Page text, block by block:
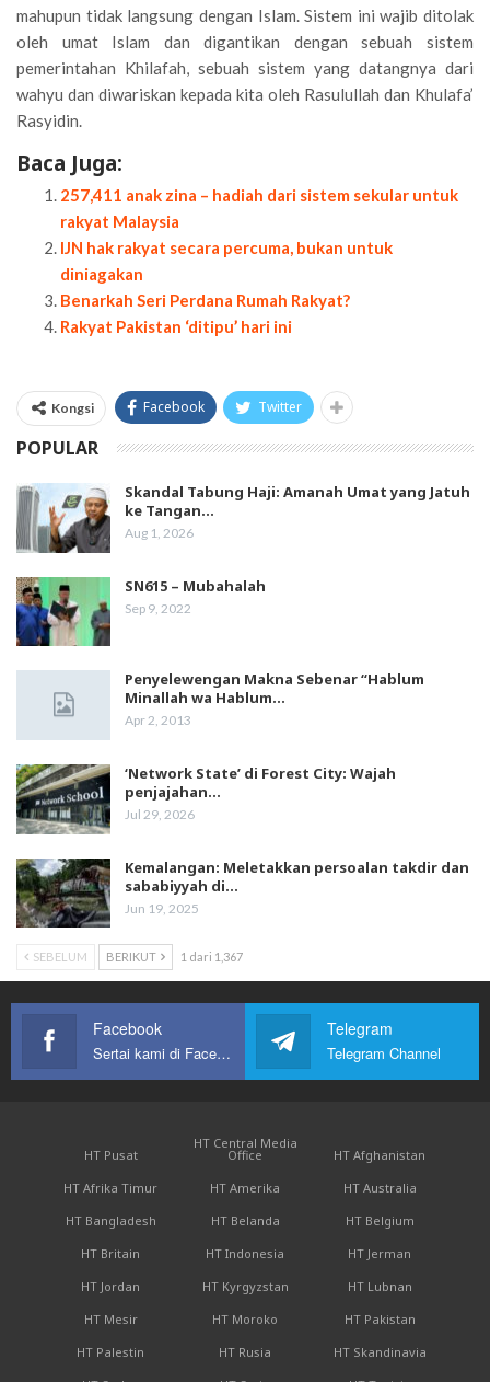
mahupun tidak langsung dengan Islam. Sistem ini wajib ditolak
oleh umat Islam dan digantikan dengan sebuah sistem
pemerintahan Khilafah, sebuah sistem yang datangnya dari
wahyu dan diwariskan kepada kita oleh Rasulullah dan Khulafa’
Rasyidin.
Baca Juga:
257,411 anak zina – hadiah dari sistem sekular untuk
rakyat Malaysia
IJN hak rakyat secara percuma, bukan untuk
diniagakan
Benarkah Seri Perdana Rumah Rakyat?
Rakyat Pakistan ‘ditipu’ hari ini
Kongsi Facebook Twitter
POPULAR
Skandal Tabung Haji: Amanah Umat yang Jatuh
ke Tangan…
Aug 1, 2026
SN615 – Mubahalah
Sep 9, 2022
Penyelewengan Makna Sebenar “Hablum
Minallah wa Hablum…
Apr 2, 2013
‘Network State’ di Forest City: Wajah
penjajahan…
Jul 29, 2026
Kemalangan: Meletakkan persoalan takdir dan
sababiyyah di…
Jun 19, 2025
SEBELUM BERIKUT 1 dari 1,367
Facebook
Sertai kami di Facebook
Telegram
Telegram Channel
HT Pusat
HT Central Media
Office
HT Afghanistan
HT Afrika Timur
HT Amerika
HT Australia
HT Bangladesh
HT Belanda
HT Belgium
HT Britain
HT Indonesia
HT Jerman
HT Jordan
HT Kyrgyzstan
HT Lubnan
HT Mesir
HT Moroko
HT Pakistan
HT Palestin
HT Rusia
HT Skandinavia